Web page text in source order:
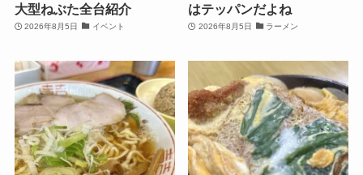
大型ねぶた全台紹介
2026年8月5日 イベント
はテッパンだよね
2026年8月5日 ラーメン